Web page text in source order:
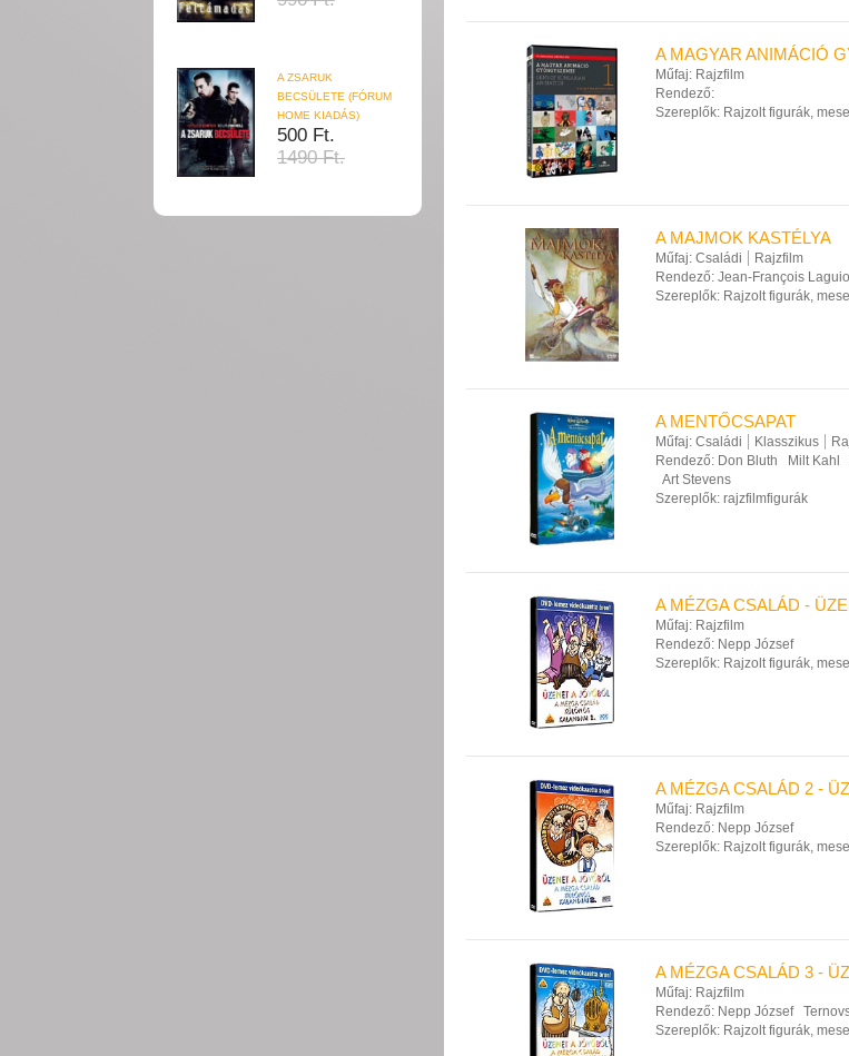
A ZSARUK
BECSÜLETE (FÓRUM
HOME KIADÁS)
500 Ft.
1490 Ft.
A MAGYAR ANIMÁCIÓ
Műfaj: Rajzfilm
Rendező:
Szereplők: Rajzolt figurák,
A MAJMOK KASTÉLYA
Műfaj: Családi
Rajzfilm
Rendező: Jean-François
Szereplők: Rajzolt figurák,
A MENTŐCSAPAT
Műfaj: Családi Klasszikus
Rendező: Don Bluth Milt Kahl
Art Stevens
Szereplők: rajzfilmfigurák
A MÉZGA CSALÁD -
Műfaj: Rajzfilm
Rendező: Nepp József
Szereplők: Rajzolt figurák,
A MÉZGA CSALÁD 2 -
Műfaj: Rajzfilm
Rendező: Nepp József
Szereplők: Rajzolt figurák,
A MÉZGA CSALÁD 3 -
Műfaj: Rajzfilm
Rendező: Nepp József
Szereplők: Rajzolt figurák,